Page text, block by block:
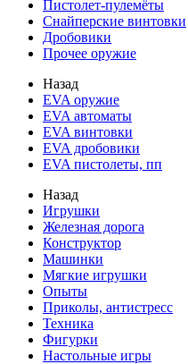
Пистолет-пулемёты
Снайперские винтовки
Дробовики
Прочее оружие
Назад
EVA оружие
EVA автоматы
EVA винтовки
EVA дробовики
EVA пистолеты, пп
Назад
Игрушки
Железная дорога
Конструктор
Машинки
Мягкие игрушки
Опыты
Приколы, антистресс
Техника
Фигурки
Настольные игры